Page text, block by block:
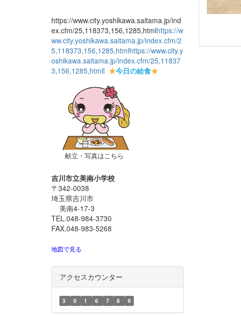
https://www.city.yoshikawa.saitama.jp/ind
ex.cfm/25,118373,156,1285,htmlhttps://w
ww.city.yoshikawa.saitama.jp/index.cfm/2
5,118373,156,1285,htmlhttps://www.city.y
oshikawa.saitama.jp/index.cfm/25,11837
3,156,1285,htmll ★今日の給食★
献立・写真はこちら
吉川市立美南小学校
〒342-0038
埼玉県吉川市
美南4-17-3
TEL.048-984-3730
FAX.048-983-5268
地図で見る
アクセスカウンター
3 0 1 6 7 8 9